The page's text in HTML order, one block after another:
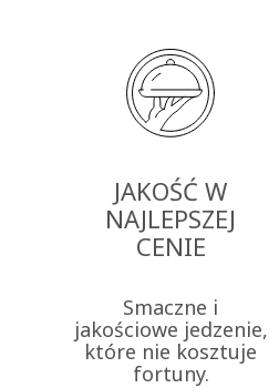
JAKOŚĆ W
NAJLEPSZEJ
CENIE
Smaczne i
jakościowe jedzenie,
które nie kosztuje
fortuny.